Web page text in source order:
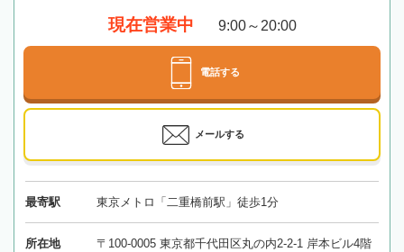
現在営業中 9:00～20:00
電話する
メールする
最寄駅 東京メトロ「二重橋前駅」徒歩1分
所在地 〒100-0005 東京都千代田区丸の内2-2-1 岸本ビル4階